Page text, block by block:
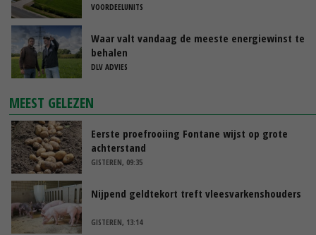
VOORDEELUNITS
Waar valt vandaag de meeste energiewinst te
behalen
DLV ADVIES
MEEST GELEZEN
Eerste proefrooiing Fontane wijst op grote
achterstand
GISTEREN, 09:35
Nijpend geldtekort treft vleesvarkenshouders
GISTEREN, 13:14